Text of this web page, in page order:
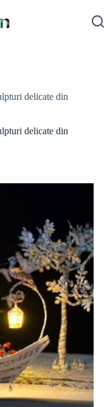
delicate din
delicate din